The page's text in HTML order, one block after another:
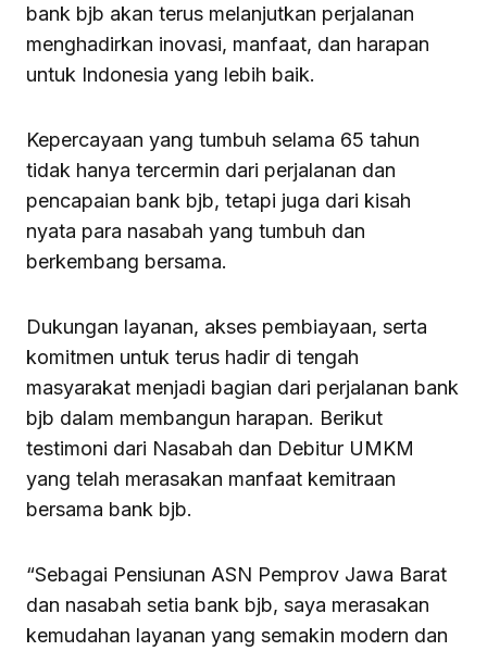
bank bjb akan terus melanjutkan perjalanan
menghadirkan inovasi, manfaat, dan harapan
untuk Indonesia yang lebih baik.
Kepercayaan yang tumbuh selama 65 tahun
tidak hanya tercermin dari perjalanan dan
pencapaian bank bjb, tetapi juga dari kisah
nyata para nasabah yang tumbuh dan
berkembang bersama.
Dukungan layanan, akses pembiayaan, serta
komitmen untuk terus hadir di tengah
masyarakat menjadi bagian dari perjalanan bank
bjb dalam membangun harapan. Berikut
testimoni dari Nasabah dan Debitur UMKM
yang telah merasakan manfaat kemitraan
bersama bank bjb.
“Sebagai Pensiunan ASN Pemprov Jawa Barat
dan nasabah setia bank bjb, saya merasakan
kemudahan layanan yang semakin modern dan